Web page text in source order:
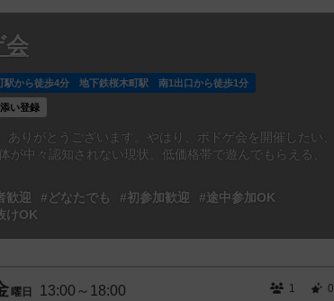
駅から徒歩4分 地下鉄桜木町駅 南1出口から徒歩1分
い登録
ありがとうございます。やはり、ボドゲ会を開催したい、
が中々認知されない現状。低価格帯で遊んでもらえる、
歓迎 #どなたでも #初参加歓迎
#途中参加OK
けOK
曜日 13:00～18:00 1 0